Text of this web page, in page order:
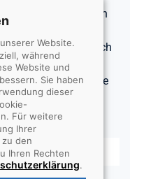
Mit dem Absenden
bestätige ich, dass ich
die
Datenschutzhinweise
gelesen habe.
2 * 6 =
Website.
während
Website und
Sie haben
dieser
Für weitere
Ihrer
den
Ihren Rechten
.